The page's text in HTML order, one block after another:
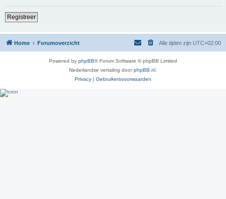
Registreer
Home Forumoverzicht Alle tijden zijn UTC+02:00
Powered by phpBB® Forum Software © phpBB Limited
Nederlandse vertaling doorphpBB.nl
Privacy | Gebruikersvoorwaarden